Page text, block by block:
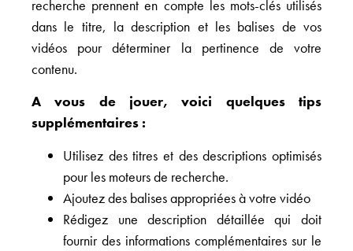
recherche prennent en compte les mots-clés utilisés
dans le titre, la description et les balises de vos
vidéos pour déterminer la pertinence de votre
contenu.
A vous de jouer, voici quelques tips
supplémentaires :
Utilisez des titres et des descriptions optimisés
pour les moteurs de recherche.
Ajoutez des balises appropriées à votre vidéo
Rédigez une description détaillée qui doit
fournir des informations complémentaires sur le